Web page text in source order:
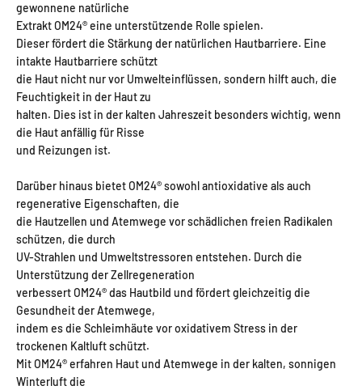
gewonnene natürliche
Extrakt OM24® eine unterstützende Rolle spielen.
Dieser fördert die Stärkung der natürlichen Hautbarriere. Eine
intakte Hautbarriere schützt
die Haut nicht nur vor Umwelteinflüssen, sondern hilft auch, die
Feuchtigkeit in der Haut zu
halten. Dies ist in der kalten Jahreszeit besonders wichtig, wenn
die Haut anfällig für Risse
und Reizungen ist.
Darüber hinaus bietet OM24® sowohl antioxidative als auch
regenerative Eigenschaften, die
die Hautzellen und Atemwege vor schädlichen freien Radikalen
schützen, die durch
UV-Strahlen und Umweltstressoren entstehen. Durch die
Unterstützung der Zellregeneration
verbessert OM24® das Hautbild und fördert gleichzeitig die
Gesundheit der Atemwege,
indem es die Schleimhäute vor oxidativem Stress in der
trockenen Kaltluft schützt.
Mit OM24® erfahren Haut und Atemwege in der kalten, sonnigen
Winterluft die